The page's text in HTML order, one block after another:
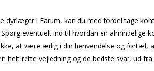
i Farum, kan du med fordel tage
eventuelt ind til hvordan en almindelige
at være ærlig i din henvendelse og fortæl,
helt rette vejledning og de bedste svar, ud